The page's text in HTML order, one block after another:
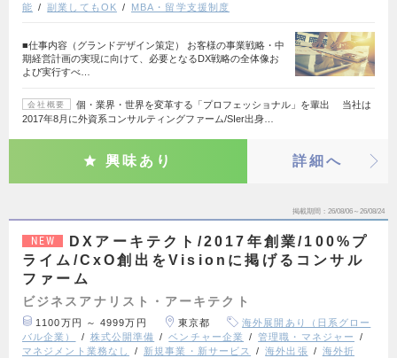
能
副業してもOK MBA・留学支援制度
■仕事内容（グランドデザイン策定） お客様の事業戦略・中
期経営計画の実現に向けて、必要となるDX戦略の全体像お
よび実行すべ…
会社概要
個・業界・世界を変革する「プロフェッショナル」を輩出 当社は
2017年8月に外資系コンサルティングファーム/SIer出身…
興味あり 詳細へ
掲載期間 26/08/06～26/08/24
NEW
DXアーキテクト/2017年創業/100%プ
ライム/CxO創出をVisionに掲げるコンサル
ファーム
ビジネスアナリスト・アーキテクト
1100万円 ～ 4999万円 東京都
海外展開あり（日系グロー
バル企業）
株式公開準備 ベンチャー企業
管理職・マネジャー
マネジメント業務なし
新規事業・新サービス 海外出張
海外折